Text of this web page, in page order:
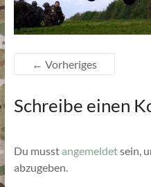
← Vorheriges
Schreibe einen
Du musstangemeldetsein,
abzugeben.